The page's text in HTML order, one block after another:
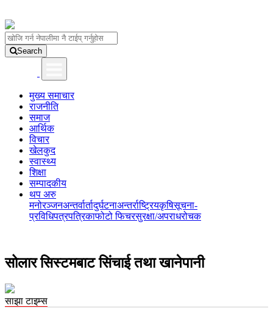
Search
मुख्य समाचार
राजनीति
समाज
आर्थिक
विचार
खेलकुद
स्वास्थ्य
शिक्षा
सम्पादकीय
थप अरु
मनोरञ्जनअन्तर्वार्तादुर्घटनाअन्तर्राष्ट्रियकृषिसूचना-
प्रविधिपत्रपत्रिकाफोटो फिचरसुरक्षा/अपराधरोचक
सोलार सिस्टमबाट सिंचाई तथा खानेपानी
साझा टाइम्स